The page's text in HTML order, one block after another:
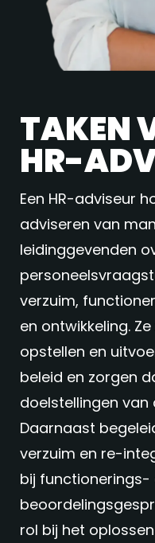
TAKEN
HR-
Een HR-adviseur
adviseren van
leidinggevenden
verzuim,
en ontwikkeling.
opstellen en
beleid en zorgen
doelstellingen van
Daarnaast
verzuim en re-
bij functionerings-
rol bij het